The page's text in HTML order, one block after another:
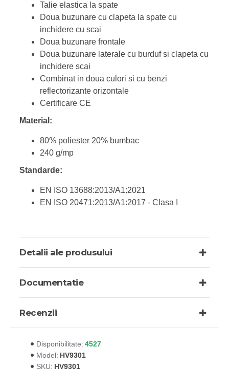
Talie elastica la spate
Doua buzunare cu clapeta la spate cu
inchidere cu scai
Doua buzunare frontale
Doua buzunare laterale cu burduf si clapeta cu
inchidere scai
Combinat in doua culori si cu benzi
reflectorizante orizontale
Certificare CE
Material:
80% poliester 20% bumbac
240 g/mp
Standarde:
EN ISO 13688:2013/A1:2021
EN ISO 20471:2013/A1:2017 - Clasa I
Detalii ale produsului
Documentatie
Recenzii
Disponibilitate: 4527
Model: HV9301
SKU: HV9301